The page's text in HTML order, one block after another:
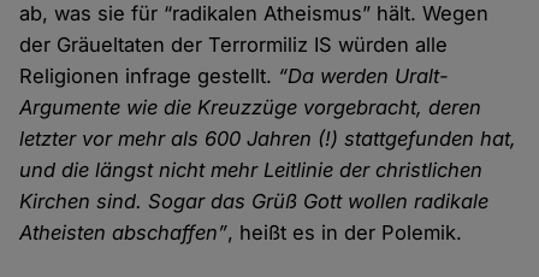
ab, was sie für “radikalen Atheismus” hält. Wegen
der Gräuel­taten der Terrormiliz IS würden alle
Religionen infrage gestellt. “Da werden Uralt-
Argumente wie die Kreuz­züge vorge­bracht, deren
letzter vor mehr als 600 Jahren (!) statt­gefunden hat,
und die längst nicht mehr Leit­linie der christlichen
Kirchen sind. Sogar das Grüß Gott wollen radikale
Atheisten abschaffen”, heißt es in der Polemik.